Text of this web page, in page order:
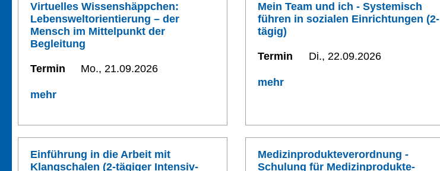
Virtuelles Wissenshäppchen:
Lebensweltorientierung – der
Mensch im Mittelpunkt der
Begleitung
Termin Mo., 21.09.2026
mehr
Mein Team und ich - Systemisch
führen in sozialen Einrichtungen (2-
tägig)
Termin Di., 22.09.2026
mehr
Einführung in die Arbeit mit
Klangschalen (2-tägiger Intensiv-
Medizinprodukteverordnung -
Schulung für Medizinprodukte-